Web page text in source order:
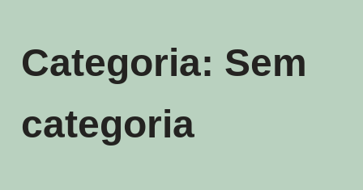
conteúdo
Categoria: Sem
categoria